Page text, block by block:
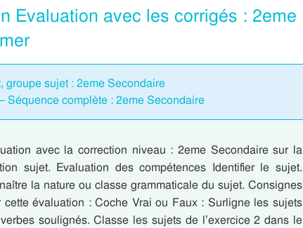
Evaluation avec les corrigés : 2eme
groupe sujet : 2eme Secondaire
Séquence complète : 2eme Secondaire
avec la correction niveau : 2eme Secondaire sur la
sujet. Evaluation des compétences Identifier le sujet.
la nature ou classe grammaticale du sujet. Consignes
cette évaluation : Coche Vrai ou Faux : Surligne les sujets
soulignés. Classe les sujets de l’exercice 2 dans le